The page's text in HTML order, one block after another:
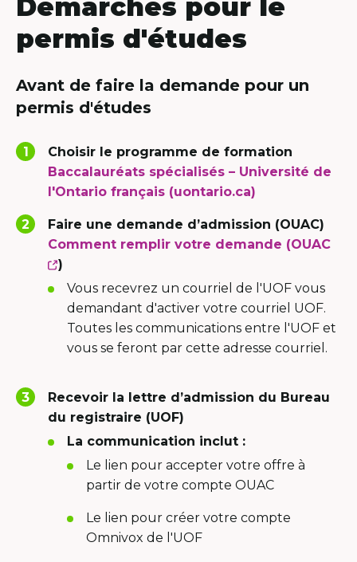
Démarches pour le
permis d'études
Avant de faire la demande pour un
permis d'études
Choisir le programme de formation
Baccalauréats spécialisés – Université de
l'Ontario français (uontario.ca)
Faire une demande d’admission (OUAC)
Comment remplir votre demande (OUAC
This
link
will
open
in
window
)
Vous recevrez un courriel de l'UOF vous
demandant d'activer votre courriel UOF.
Toutes les communications entre l'UOF et
vous se feront par cette adresse courriel.
Recevoir la lettre d’admission du Bureau
du registraire (UOF)
La communication inclut :
Le lien pour accepter votre offre à
partir de votre compte OUAC
Le lien pour créer votre compte
Omnivox de l'UOF